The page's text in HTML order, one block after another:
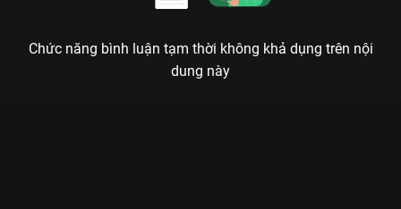
Chức năng bình luận tạm thời không khả dụng trên nội
dung này